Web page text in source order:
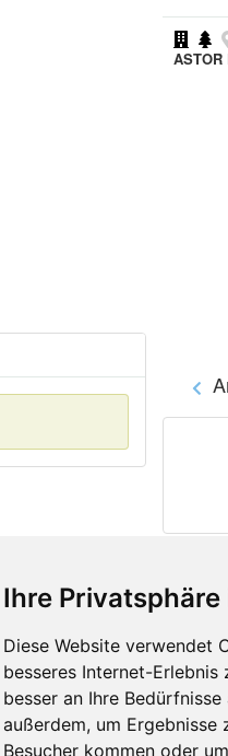
Ihre
Diese Website verwendet
besseres Internet-Erlebnis
besser an Ihre
außerdem, um Ergebnisse
Besucher kommen oder
melden